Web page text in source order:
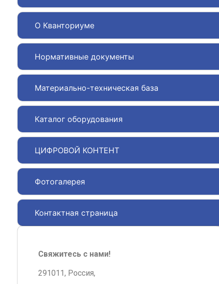
О Кванториуме
Нормативные документы
Материально-техническая база
Каталог оборудования
ЦИФРОВОЙ КОНТЕНТ
Фотогалерея
Контактная страница
Свяжитесь с нами!
291011, Россия,